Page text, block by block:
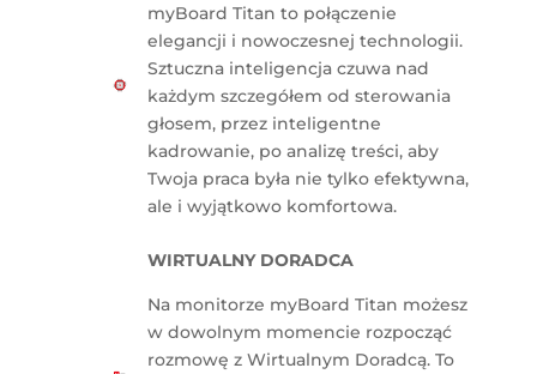
myBoard Titan to połączenie
elegancji i nowoczesnej technologii.
Sztuczna inteligencja czuwa nad
każdym szczegółem od sterowania
głosem, przez inteligentne
kadrowanie, po analizę treści, aby
Twoja praca była nie tylko efektywna,
ale i wyjątkowo komfortowa.
WIRTUALNY DORADCA
Na monitorze myBoard Titan możesz
w dowolnym momencie rozpocząć
rozmowę z Wirtualnym Doradcą. To